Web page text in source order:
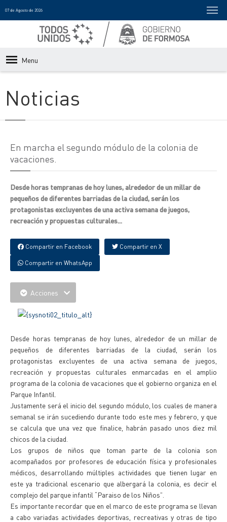
07 de Agosto de 2026
Menu
Noticias
En marcha el segundo módulo de la colonia de
vacaciones.
Desde horas tempranas de hoy lunes, alrededor de un millar de
pequeños de diferentes barriadas de la ciudad, serán los
protagonistas excluyentes de una activa semana de juegos,
recreación y propuestas culturales...
Compartir en Facebook Compartir en X
Compartir en WhatsApp
Acciones
Desde horas tempranas de hoy lunes, alrededor de un millar de
pequeños de diferentes barriadas de la ciudad, serán los
protagonistas excluyentes de una activa semana de juegos,
recreación y propuestas culturales enmarcadas en el amplio
programa de la colonia de vacaciones que el gobierno organiza en el
Parque Infantil.
Justamente será el inicio del segundo módulo, los cuales de manera
semanal se irán sucediendo durante todo este mes y febrero, y que
se calcula que una vez que finalice, habrán pasado unos diez mil
chicos de la ciudad.
Los grupos de niños que toman parte de la colonia son
acompañados por profesores de educación física y profesionales
médicos, desarrollando múltiples actividades que tienen lugar en
este ya tradicional escenario que albergará la colonia, es decir el
complejo del parque infantil “Paraiso de los Niños”.
Es importante recordar que en el marco de este programa se llevan
a cabo variadas actividades deportivas, recreativas y otras de tipo